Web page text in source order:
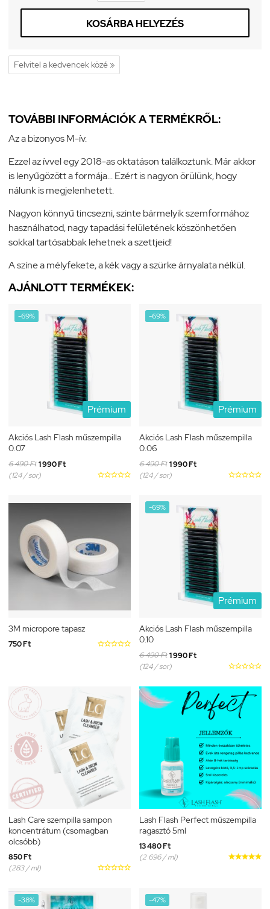
KOSÁRBA HELYEZÉS
Felvitel a kedvencek közé »
TOVÁBBI INFORMÁCIÓK A TERMÉKRŐL:
Az a bizonyos M-ív.
Ezzel az ívvel egy 2018-as oktatáson találkoztunk. Már akkor
is lenyűgözött a formája... Ezért is nagyon örülünk, hogy
nálunk is megjelenhetett.
Nagyon könnyű tincsezni, szinte bármelyik szemformához
használhatod, nagy tapadási felületének köszönhetően
sokkal tartósabbak lehetnek a szettjeid!
A színe a mélyfekete, a kék vagy a szürke árnyalata nélkül.
AJÁNLOTT TERMÉKEK:
-69%
Prémium
Akciós Lash Flash műszempilla
0.07

6 490 Ft 1 990 Ft
(124 / sor)
-69%
Prémium
Akciós Lash Flash műszempilla
0.06

6 490 Ft 1 990 Ft
(124 / sor)
3M micropore tapasz

750 Ft
-69%
Prémium
Akciós Lash Flash műszempilla
0.10

6 490 Ft 1 990 Ft
(124 / sor)
Lash Care szempilla sampon
koncentrátum (csomagban
olcsóbb)

850 Ft
(283 / ml)
Lash Flash Perfect műszempilla
ragasztó 5ml

13 480 Ft
(2 696 / ml)
-38% -47%